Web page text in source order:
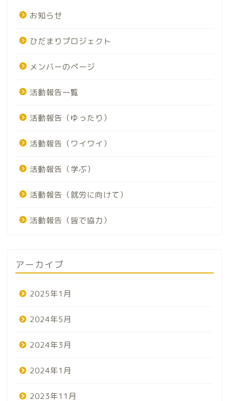
お知らせ
ひだまりプロジェクト
メンバーのページ
活動報告一覧
活動報告（ゆったり）
活動報告（ワイワイ）
活動報告（学ぶ）
活動報告（就労に向けて）
活動報告（皆で協力）
アーカイブ
2025年1月
2024年5月
2024年3月
2024年1月
2023年11月